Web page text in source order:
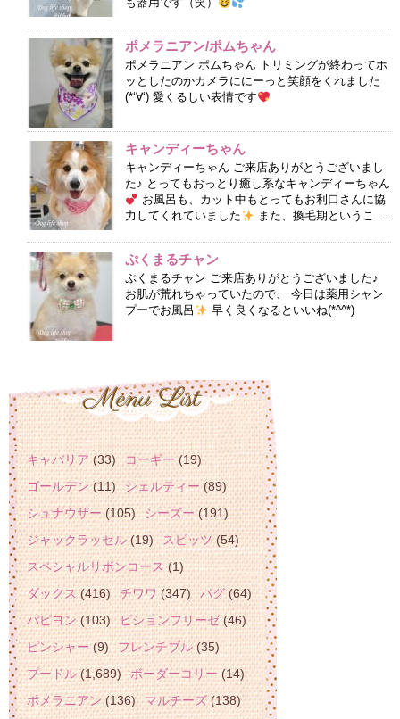
ポメラニアン/ポムちゃん
ポメラニアン ポムちゃん トリミングが終わってホ
ッとしたのかカメラににーっと笑顔をくれました
(*‘∀‘) 愛くるしい表情です
キャンディーちゃん
キャンディーちゃん ご来店ありがとうございまし
た♪ とってもおっとり癒し系なキャンディーちゃん
お風呂も、カット中もとってもお利口さんに協
力してくれていました
また、換毛期というこ …
ぷくまるチャン
ぷくまるチャン ご来店ありがとうございました♪
お肌が荒れちゃっていたので、 今日は薬用シャン
プーでお風呂
早く良くなるといいね(*^^*)
キャバリア(33) コーギー(19)
ゴールデン(11) シェルティー(89)
シュナウザー(105) シーズー(191)
ジャックラッセル(19) スピッツ(54)
スペシャルリボンコース(1)
ダックス(416) チワワ(347) パグ(64)
パピヨン(103) ビションフリーゼ(46)
ピンシャー(9) フレンチブル(35)
プードル(1,689) ボーダーコリー(14)
ポメラニアン(136) マルチーズ(138)